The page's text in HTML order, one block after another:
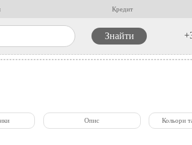
Кредит
Опис Кольори